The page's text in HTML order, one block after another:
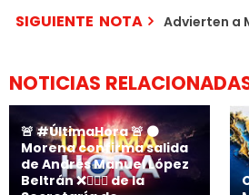
SIGUIENTE NOTA Advierten a
NOTICIAS
🚨 #ÚltimaHora 🚨 🟤
Morena confirma salida
de Andrés Manuel López
Beltrán ❌🙋🏻‍♂️ de la